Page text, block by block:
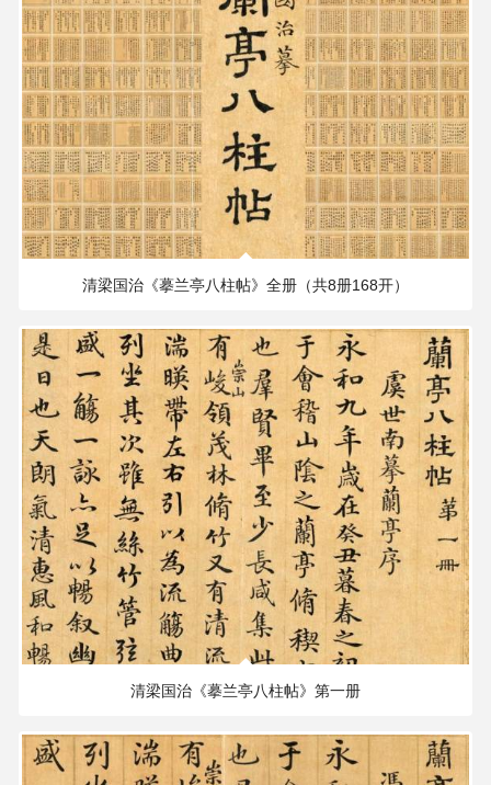
清梁国治《摹兰亭八柱帖》全册（共8册168开）
清梁国治《摹兰亭八柱帖》第一册
107.20 MB 1897×1749 PX
97.84 MB 1897×1749 PX